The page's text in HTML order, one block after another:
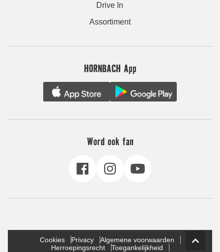
Drive In
Assortiment
HORNBACH App
Word ook fan
Cookies Privacy
Algemene voorwaarden
Herroepingsrecht
Toegankelijkheid